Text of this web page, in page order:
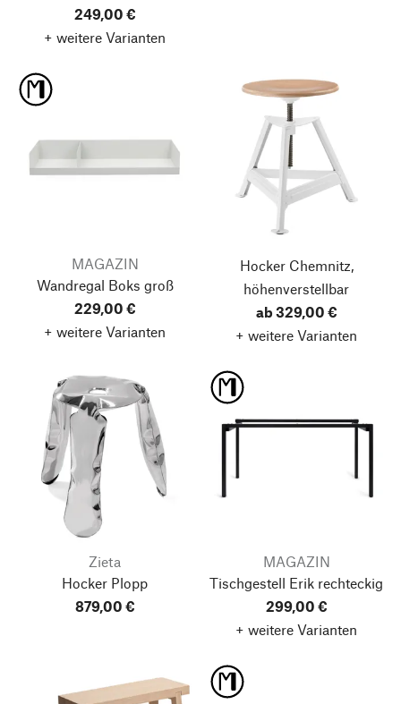
249,00 €
+ weitere Varianten
MAGAZIN
Wandregal Boks groß
229,00 €
+ weitere Varianten
Hocker Chemnitz,
höhenverstellbar
ab 329,00 €
+ weitere Varianten
Zieta
Hocker Plopp
879,00 €
MAGAZIN
Tischgestell Erik rechteckig
299,00 €
+ weitere Varianten